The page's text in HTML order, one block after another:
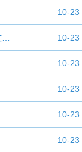
10-23
10-23
10-23
10-23
10-23
10-23